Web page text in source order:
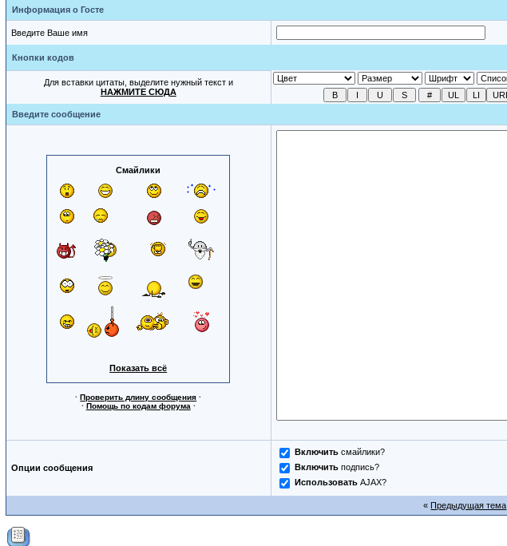
Информация о Госте
Введите Ваше имя
Кнопки кодов
Для вставки цитаты, выделите нужный текст и
НАЖМИТЕ СЮДА
Введите сообщение
Смайлики
Показать всё
·Проверить длину сообщения ·
· Помощь по кодам форума ·
Опции сообщения
Включитьсмайлики?
Включитьподпись?
ИспользоватьAJAX?
«Предыдущая тема